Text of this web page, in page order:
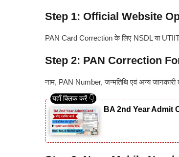
Step 1: Official Website
PAN Card Correction के लिए NSDL या
Step 2: PAN Correction
नाम, PAN Number, जन्मतिथि एवं अन्य जानकारी
BA 2nd Year Admit